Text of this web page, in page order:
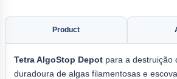
Product
Tetra AlgoStop Depot para a destruição
duradoura de algas filamentosas e